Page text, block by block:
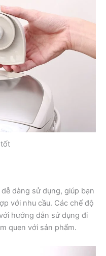
dàng sử dụng, giúp bạn
với nhu cầu. Các chế độ
hướng dẫn sử dụng đi
quen với sản phẩm.